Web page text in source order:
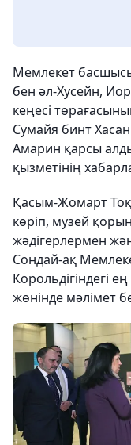
Мемлекет
бен әл-Хусейн,
кеңесі
Сумайя бинт
Амарин қарсы
қызметінің
Қасым-Жомарт
көріп, музей
жәдігерлермен
Сондай-ақ
Корольдігіндегі
жөнінде мәлімет